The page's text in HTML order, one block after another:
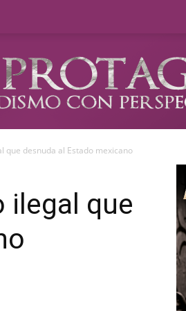
que desnuda al Estado mexicano
ilegal que